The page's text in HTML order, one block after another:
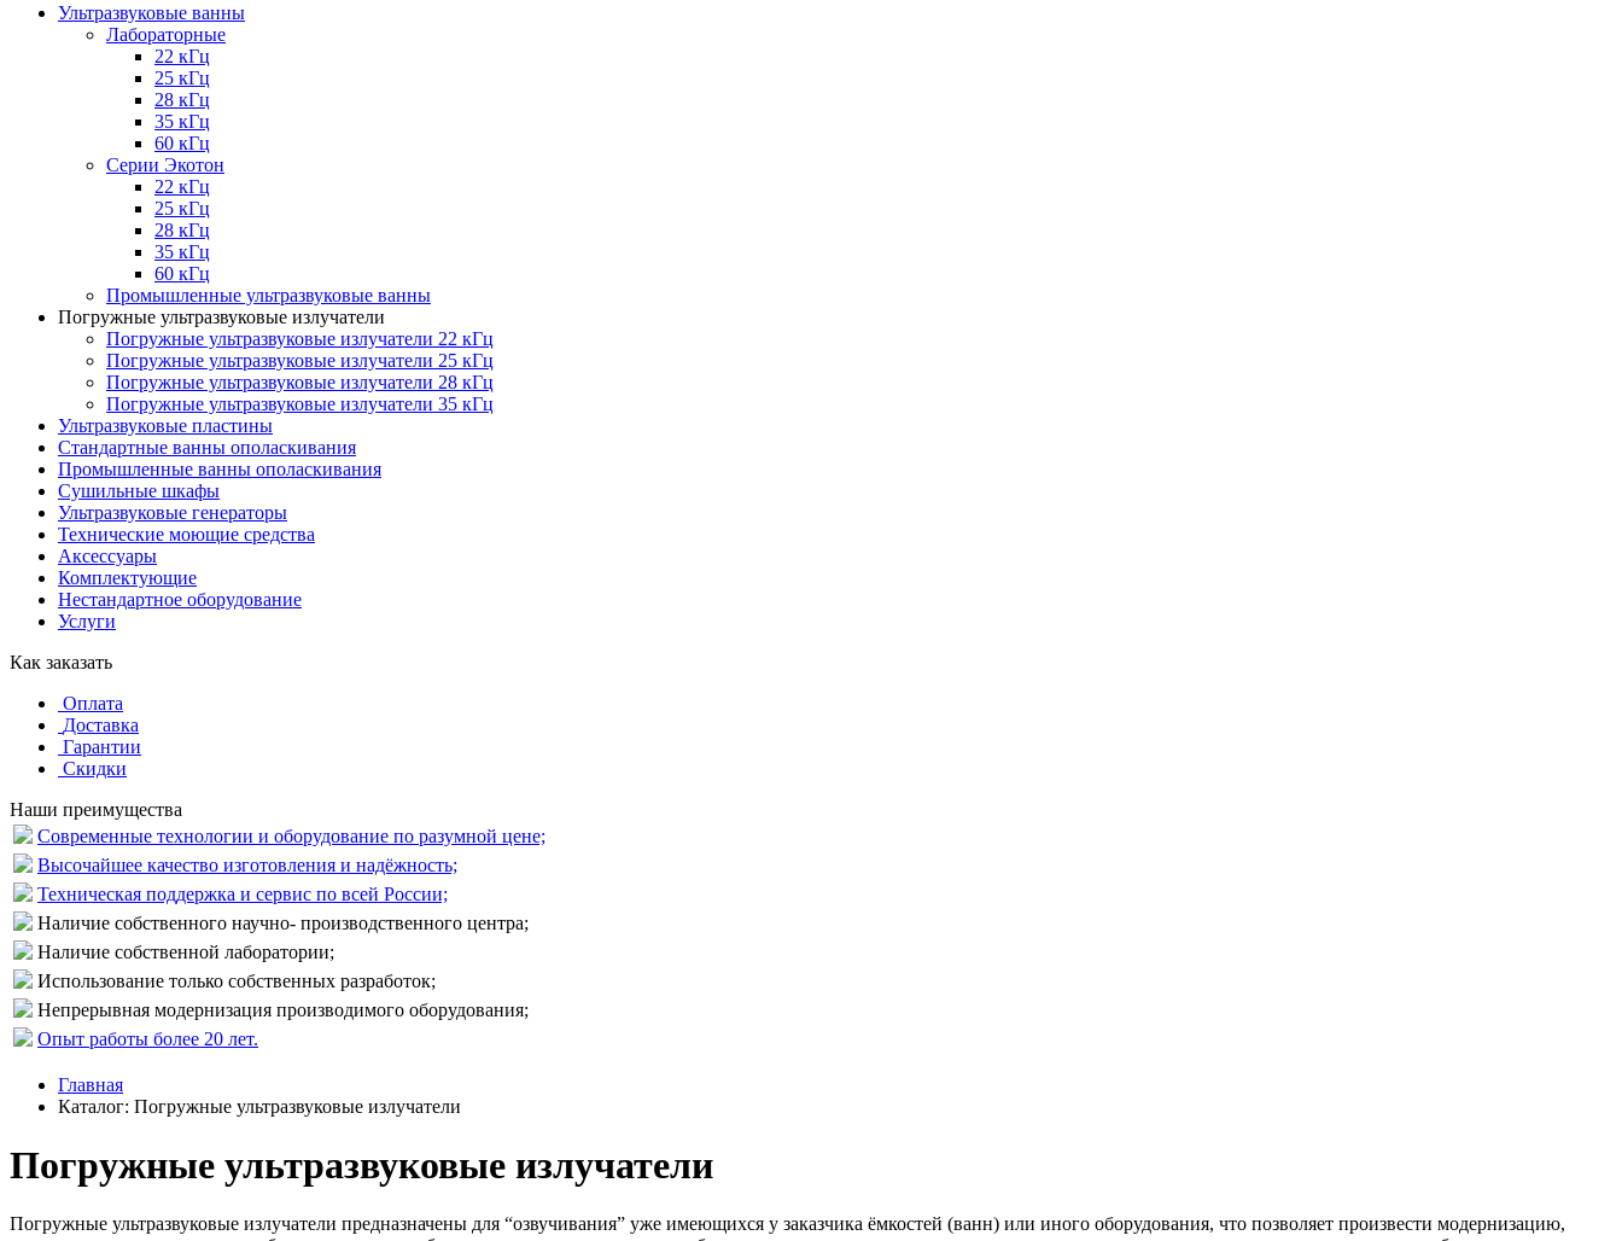
Ультразвуковые ванны
Лабораторные
22 кГц
25 кГц
28 кГц
35 кГц
60 кГц
Серии Экотон
22 кГц
25 кГц
28 кГц
35 кГц
60 кГц
Промышленные ультразвуковые ванны
Погружные ультразвуковые излучатели
Погружные ультразвуковые излучатели 22 кГц
Погружные ультразвуковые излучатели 25 кГц
Погружные ультразвуковые излучатели 28 кГц
Погружные ультразвуковые излучатели 35 кГц
Ультразвуковые пластины
Стандартные ванны ополаскивания
Промышленные ванны ополаскивания
Сушильные шкафы
Ультразвуковые генераторы
Технические моющие средства
Аксессуары
Комплектующие
Нестандартное оборудование
Услуги
Как заказать
Оплата
Доставка
Гарантии
Скидки
Наши преимущества
Современные технологии и оборудование по разумной цене;
Высочайшее качество изготовления и надёжность;
Техническая поддержка и сервис по всей России;
Наличие собственного научно- производственного центра;
Наличие собственной лаборатории;
Использование только собственных разработок;
Непрерывная модернизация производимого оборудования;
Опыт работы более 20 лет.
Главная
Каталог: Погружные ультразвуковые излучатели
Погружные ультразвуковые излучатели
Погружные ультразвуковые излучатели предназначены для “озвучивания” уже имеющихся у заказчика ёмкостей (ванн) или иного оборудования, что позволяет произвести модернизацию,